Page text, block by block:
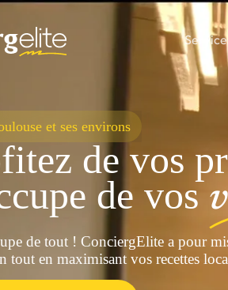
et ses environs
de vos
de vos
de tout ! ConciergElite a pour
tout en maximisant vos recettes